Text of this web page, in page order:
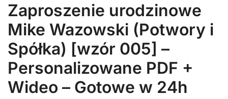
Zaproszenie urodzinowe
Mike Wazowski (Potwory i
Spółka) [wzór 005] –
Personalizowane PDF +
Wideo – Gotowe w 24h